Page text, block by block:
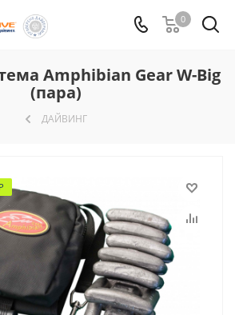
0
Amphibian Gear W-Big
(пара)
ДАЙВИНГ